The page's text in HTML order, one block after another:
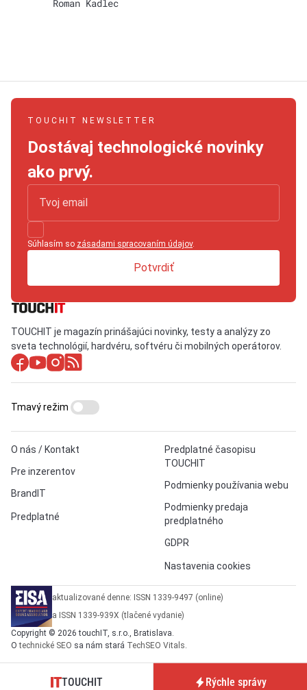
Roman Kadlec
TOUCHIT NEWSLETTER
Dostávaj technologické novinky
ako prvý.
Súhlasím so zásadami spracovaním údajov.
Potvrdiť
TOUCHIT je magazín prinášajúci novinky, testy a analýzy zo
sveta technológií, hardvéru, softvéru či mobilných operátorov.
O nás / Kontakt
Pre inzerentov
BrandIT
Predplatné
Predplatné časopisu
TOUCHIT
Podmienky používania webu
Podmienky predaja
predplatného
GDPR
Nastavenia cookies
Tmavý režim
aktualizované denne: ISSN 1339-9497 (online)
a ISSN 1339-939X (tlačené vydanie)
Copyright © 2026 touchIT, s.r.o., Bratislava.
Otechnické SEO sa nám stará TechSEO Vitals.
TOUCHIT Rýchle správy